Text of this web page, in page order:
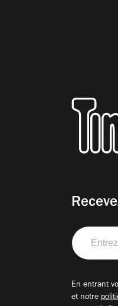
Entrez
votre
adresse
En entrant
et notre